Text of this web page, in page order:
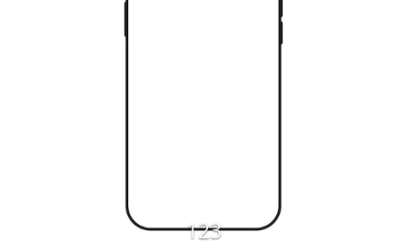
123